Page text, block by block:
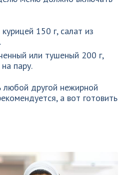
150 г, салат из
или тушеный 200 г,
пару.
другой нежирной
а вот готовить